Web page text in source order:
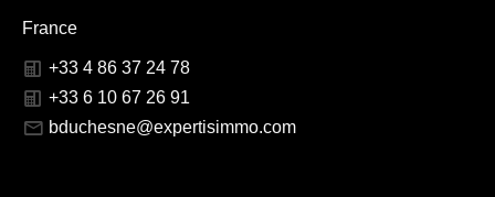
France
+33 4 86 37 24 78
+33 6 10 67 26 91
bduchesne@expertisimmo.com